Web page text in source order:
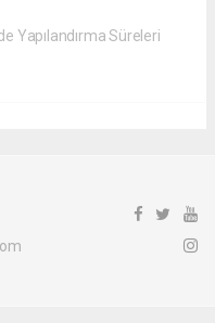
Yapılandırma Süreleri